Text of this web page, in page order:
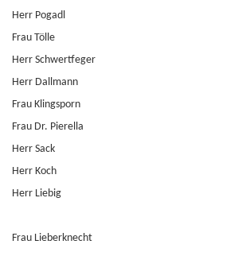
Herr Pogadl
Frau Tölle
Herr Schwertfeger
Herr Dallmann
Frau Klingsporn
Frau Dr. Pierella
Herr Sack
Herr Koch
Herr Liebig
Frau Lieberknecht